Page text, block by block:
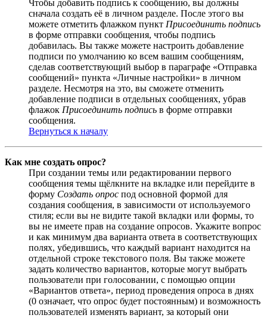
Чтобы добавить подпись к сообщению, вы должны
сначала создать её в личном разделе. После этого вы
можете отметить флажком пункт Присоединить подпись
в форме отправки сообщения, чтобы подпись
добавилась. Вы также можете настроить добавление
подписи по умолчанию ко всем вашим сообщениям,
сделав соответствующий выбор в параграфе «Отправка
сообщений» пункта «Личные настройки» в личном
разделе. Несмотря на это, вы сможете отменить
добавление подписи в отдельных сообщениях, убрав
флажок Присоединить подпись в форме отправки
сообщения.
Вернуться к началу
Как мне создать опрос?
При создании темы или редактировании первого
сообщения темы щёлкните на вкладке или перейдите в
форму Создать опрос под основной формой для
создания сообщения, в зависимости от используемого
стиля; если вы не видите такой вкладки или формы, то
вы не имеете прав на создание опросов. Укажите вопрос
и как минимум два варианта ответа в соответствующих
полях, убедившись, что каждый вариант находится на
отдельной строке текстового поля. Вы также можете
задать количество вариантов, которые могут выбрать
пользователи при голосовании, с помощью опции
«Вариантов ответа», период проведения опроса в днях
(0 означает, что опрос будет постоянным) и возможность
пользователей изменять вариант, за который они